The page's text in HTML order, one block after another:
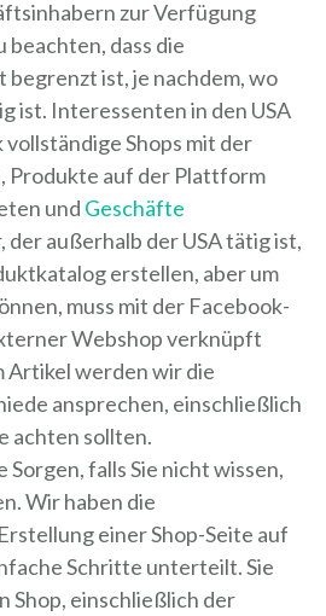
zur Verfügung
beachten, dass die
ist, je nachdem, wo
ist. Interessenten in den USA
Shops mit der
Produkte auf der Plattform
und Geschäfte
der außerhalb der USA tätig ist,
erstellen, aber um
muss mit der Facebook-
Webshop verknüpft
Artikel werden wir die
ansprechen, einschließlich
achten sollten.
Sorgen, falls Sie nicht wissen,
Wir haben die
einer Shop-Seite auf
Schritte unterteilt. Sie
Shop, einschließlich der